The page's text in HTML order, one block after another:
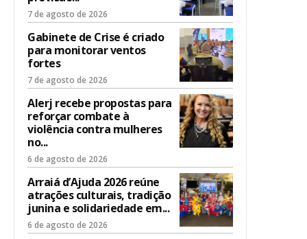
7 de agosto de 2026
Gabinete de Crise é criado
para monitorar ventos
fortes
7 de agosto de 2026
Alerj recebe propostas para
reforçar combate à
violência contra mulheres
no...
6 de agosto de 2026
Arraiá d’Ajuda 2026 reúne
atrações culturais, tradição
junina e solidariedade em...
6 de agosto de 2026